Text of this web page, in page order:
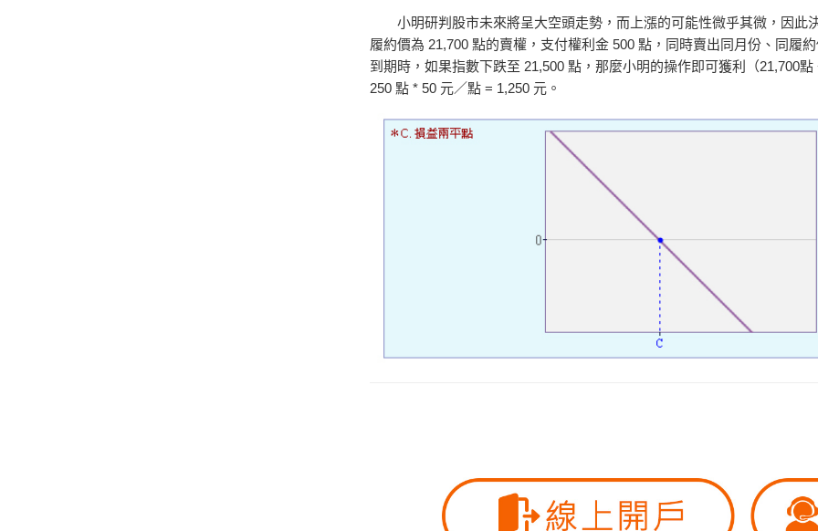
小明研判股市未來將呈大空頭走勢，而上漲的可能性微乎其微，因此
履約價為 21,700 點的賣權，支付權利金 500 點，同時賣出同月份、同履
到期時，如果指數下跌至 21,500 點，那麼小明的操作即可獲利（21,700
250 點 * 50 元／點 = 1,250 元。